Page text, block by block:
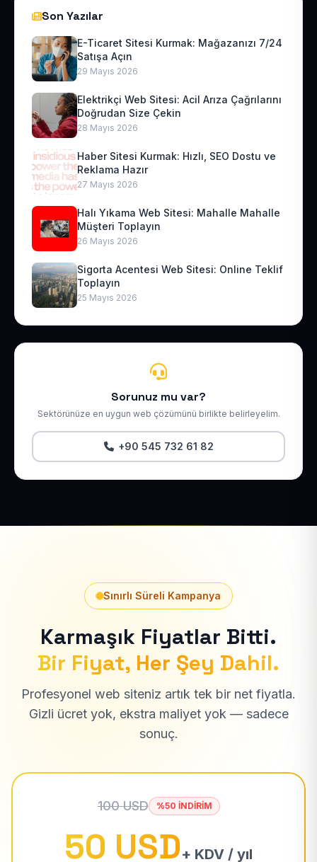
Son Yazılar
E-Ticaret Sitesi Kurmak: Mağazanızı 7/24
Satışa Açın
29 Mayıs 2026
Elektrikçi Web Sitesi: Acil Arıza Çağrılarını
Doğrudan Size Çekin
28 Mayıs 2026
Haber Sitesi Kurmak: Hızlı, SEO Dostu ve
Reklama Hazır
27 Mayıs 2026
Halı Yıkama Web Sitesi: Mahalle Mahalle
Müşteri Toplayın
26 Mayıs 2026
Sigorta Acentesi Web Sitesi: Online Teklif
Toplayın
25 Mayıs 2026
Sorunuz mu var?
Sektörünüze en uygun web çözümünü birlikte belirleyelim.
+90 545 732 61 82
Sınırlı Süreli Kampanya
Karmaşık Fiyatlar Bitti.
Bir Fiyat, Her Şey Dahil.
Profesyonel web siteniz artık tek bir net fiyatla.
Gizli ücret yok, ekstra maliyet yok — sadece
sonuç.
100 USD %50 İNDİRİM
50 USD+ KDV / yıl